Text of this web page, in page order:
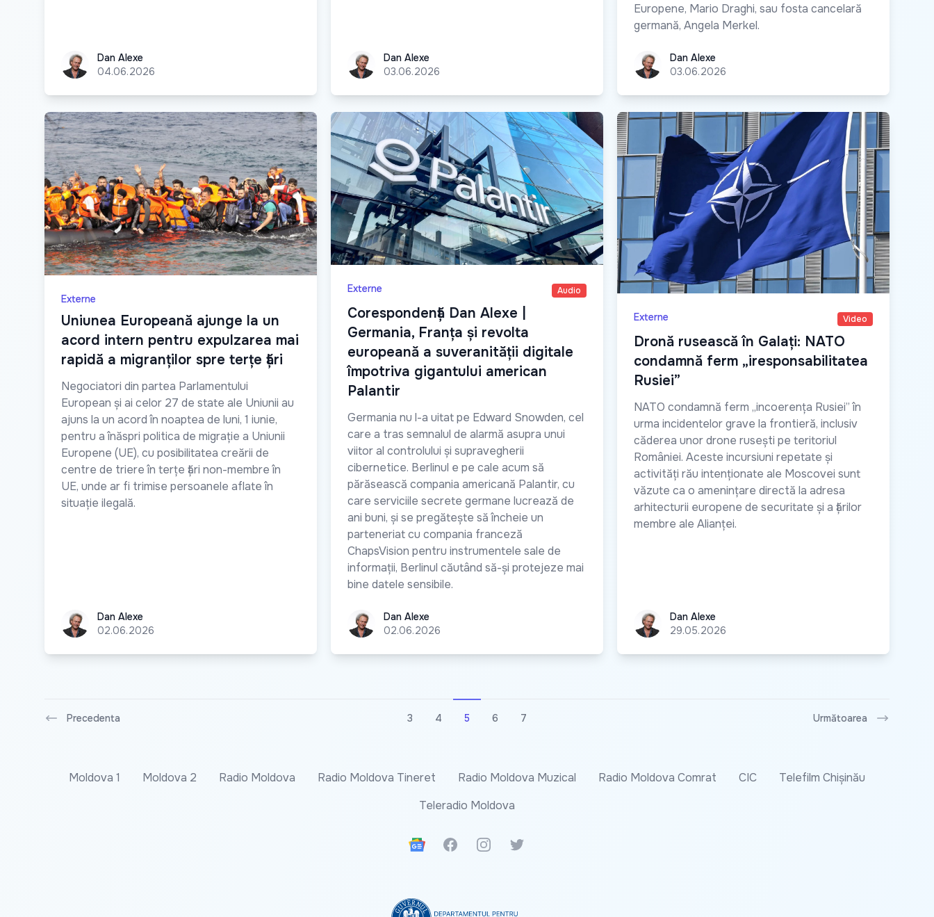
Dan AlexeDan Alexe
04.06.2026
Dan AlexeDan Alexe
03.06.2026
Europene, Mario Draghi, sau fosta cancelară
germană, Angela Merkel.
Dan AlexeDan Alexe
03.06.2026
Externe
Uniunea Europeană ajunge la un
acord intern pentru expulzarea mai
rapidă a migranților spre terțe țări
Negociatori din partea Parlamentului
European și ai celor 27 de state ale Uniunii au
ajuns la un acord în noaptea de luni, 1 iunie,
pentru a înăspri politica de migrație a Uniunii
Europene (UE), cu posibilitatea creării de
centre de triere în terțe țări non-membre în
UE, unde ar fi trimise persoanele aflate în
situație ilegală.
Dan AlexeDan Alexe
02.06.2026
Externe Audio
Corespondență Dan Alexe |
Germania, Franța și revolta
europeană a suveranității digitale
împotriva gigantului american
Palantir
Germania nu l-a uitat pe Edward Snowden, cel
care a tras semnalul de alarmă asupra unui
viitor al controlului și supravegherii
cibernetice. Berlinul e pe cale acum să
părăsească compania americană Palantir, cu
care serviciile secrete germane lucrează de
ani buni, și se pregătește să încheie un
parteneriat cu compania franceză
ChapsVision pentru instrumentele sale de
informații, Berlinul căutând să-și protejeze mai
bine datele sensibile.
Dan AlexeDan Alexe
02.06.2026
Externe Video
Dronă rusească în Galați: NATO
condamnă ferm „iresponsabilitatea
Rusiei”
NATO condamnă ferm „incoerența Rusiei” în
urma incidentelor grave la frontieră, inclusiv
căderea unor drone rusești pe teritoriul
României. Aceste incursiuni repetate și
activități rău intenționate ale Moscovei sunt
văzute ca o amenințare directă la adresa
arhitecturii europene de securitate și a țărilor
membre ale Alianței.
Dan AlexeDan Alexe
29.05.2026
Precedenta 3 4 5 6 7 Următoarea
Moldova 1 Moldova 2 Radio Moldova Radio Moldova Tineret Radio Moldova Muzical Radio Moldova Comrat CIC
Telefilm Chișinău
Teleradio Moldova
Google News
FacebookInstagramTwitter